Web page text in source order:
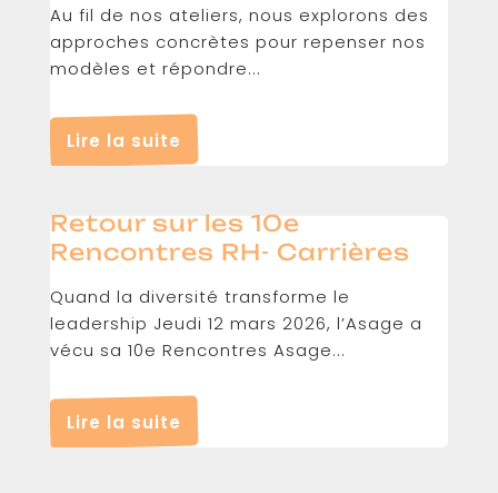
Au fil de nos ateliers, nous explorons des
approches concrètes pour repenser nos
modèles et répondre...
Lire la suite
Retour sur les 10e
Rencontres RH- Carrières
Quand la diversité transforme le
leadership Jeudi 12 mars 2026, l’Asage a
vécu sa 10e Rencontres Asage...
Lire la suite